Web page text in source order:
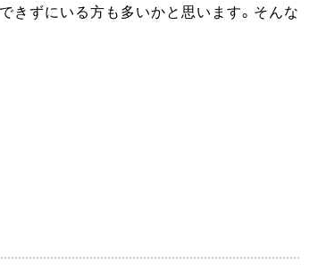
きずにいる方も多いかと思います。そんな